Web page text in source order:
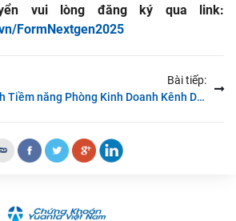
vui lòng đăng ký qua link:
FormNextgen2025
Bài tiếp:
[HCM] Thực tập sinh Tiềm năng Phòng Kinh Doanh Kênh Digital